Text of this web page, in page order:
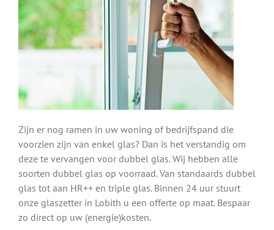
Zijn er nog ramen in uw woning of bedrijfspand die
voorzien zijn van enkel glas? Dan is het verstandig om
deze te vervangen voor dubbel glas. Wij hebben alle
soorten dubbel glas op voorraad. Van standaards dubbel
glas tot aan HR++ en triple glas. Binnen 24 uur stuurt
onze glaszetter in Lobith u een offerte op maat. Bespaar
zo direct op uw (energie)kosten.